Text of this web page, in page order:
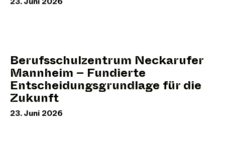
23. Juni 2026
Berufsschulzentrum Neckarufer
Mannheim – Fundierte
Entscheidungsgrundlage für die
Zukunft
23. Juni 2026